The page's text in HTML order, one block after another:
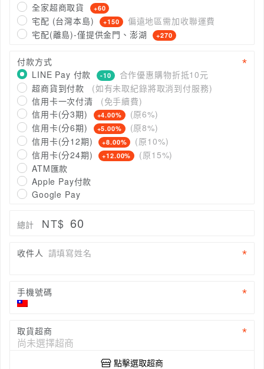
全家超商取貨
+60
宅配 (台灣本島) +150
偏遠地區需加收聯運費
宅配(離島)-僅提供金門、澎湖
+270
付款方式
LINE Pay 付款
-10
合作優惠購物折抵10元
超商貨到付款
(如有未取紀錄將取消到付服務)
信用卡一次付清
(免手續費)
信用卡(分3期)
+4.00%
(原6%)
信用卡(分6期)
+5.00%
(原8%)
信用卡(分12期)
+8.00%
(原10%)
信用卡(分24期)
+12.00%
(原15%)
ATM匯款
Apple Pay付款
Google Pay
總計 NT$ 60
收件人 請填寫姓名
手機號碼
取貨超商
點擊選取超商